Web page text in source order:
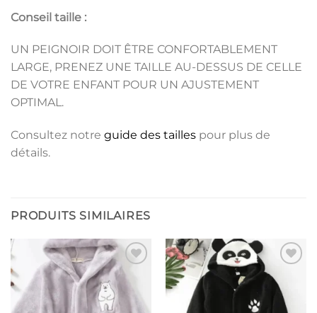
Conseil taille :
UN PEIGNOIR DOIT ÊTRE CONFORTABLEMENT
LARGE, PRENEZ UNE TAILLE AU-DESSUS DE CELLE
DE VOTRE ENFANT POUR UN AJUSTEMENT
OPTIMAL.
Consultez notre guide des tailles pour plus de
détails.
PRODUITS SIMILAIRES
Ajouter
à la liste
souhaits
Ajouter
à la liste
de
souhaits